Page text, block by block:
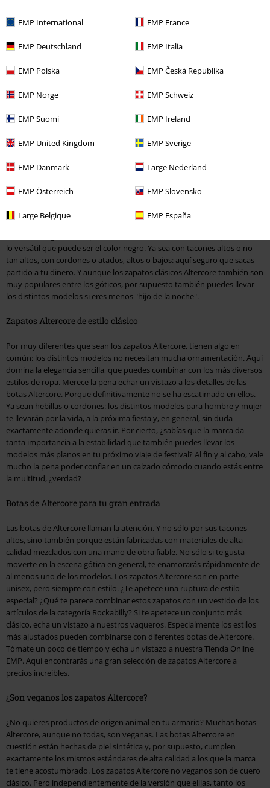
EMP International EMP France
EMP Deutschland EMP Italia
EMP Polska EMP Česká Republika
EMP Norge EMP Schweiz
EMP Suomi EMP Ireland
EMP United Kingdom EMP Sverige
EMP Danmark Large Nederland
EMP Österreich EMP Slovensko
Large Belgique EMP España
% Stock bajo
140,99 €
357 Vegan Black
suficientemente elegantes y estilosos como para ser el centro de
atención de tu conjunto? En ese caso, deberías echar un vistazo a
lo versátil que puede ser el color negro. Ya sea con tacones altos o no
tan altos, con cordones o atados, altos o bajos: aquí seguro que sacas
partido a tu dinero. Y aunque los zapatos clásicos Altercore también son
muy populares entre los góticos, por supuesto también puedes llevar
los distintos modelos si eres menos "hijo de la noche".
Zapatos Altercore de estilo clásico
Por muy diferentes que sean los zapatos Altercore, tienen algo en
común: los distintos modelos no necesitan mucha ornamentación. Aquí
domina la elegancia sencilla, que puedes combinar con los más diversos
estilos de ropa. Merece la pena echar un vistazo a los detalles de las
botas Altercore. Porque definitivamente no se ha escatimado en ellos.
Ya sean hebillas o cordones: los distintos modelos para hombre y mujer
te llevarán por la vida, a la próxima fiesta y, en general, sin duda
exactamente adonde quieras ir. Por cierto, ¿sabías que la marca da
tanta importancia a la estabilidad que también puedes llevar los
modelos más planos en tu próximo viaje de festival? Al fin y al cabo, vale
mucho la pena poder confiar en un calzado cómodo cuando estás entre
la multitud, ¿verdad?
Botas de Altercore para tu gran entrada
Las botas de Altercore llaman la atención. Y no sólo por sus tacones
altos, sino también porque están fabricadas con materiales de alta
calidad mezclados con una mano de obra fiable. No sólo si te gusta
moverte en la escena gótica en general, te enamorarás rápidamente de
al menos uno de los modelos. Los zapatos Altercore son en parte
unisex, pero siempre con estilo. ¿Te apetece una ruptura de estilo
especial? ¿Qué te parece combinar estos zapatos con un vestido de los
artículos de la categoría Rockabilly? Si te apetece un conjunto más
clásico, echa un vistazo a nuestros vaqueros. Especialmente los estilos
más ajustados pueden combinarse con diferentes botas de Altercore.
Tómate un poco de tiempo y echa un vistazo a nuestra Tienda Online
EMP. Aquí encontrarás una gran selección de zapatos Altercore a
precios increíbles.
¿Son veganos los zapatos Altercore?
¿No quieres productos de origen animal en tu armario? Muchas botas
Altercore, aunque no todas, son veganas. Las botas Altercore en
cuestión están hechas de piel sintética y, por supuesto, cumplen
exactamente los mismos estándares de alta calidad a los que la marca
te tiene acostumbrado. Los zapatos Altercore no veganos son de cuero
clásico. Pero independientemente de la versión que elijas, tanto los